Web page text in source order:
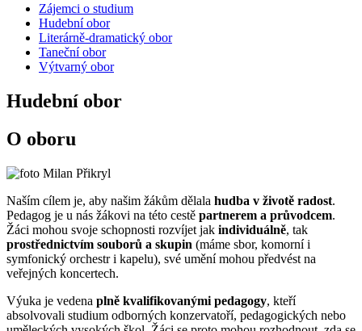
Zájemci o studium
Hudební obor
Literárně-dramatický obor
Taneční obor
Výtvarný obor
Hudební obor
O oboru
Naším cílem je, aby našim žákům dělala hudba v životě radost.
Pedagog je u nás žákovi na této cestě partnerem a průvodcem.
Žáci mohou svoje schopnosti rozvíjet jak individuálně, tak
prostřednictvím souborů a skupin (máme sbor, komorní i
symfonický orchestr i kapelu), své umění mohou předvést na
veřejných koncertech.
Výuka je vedena plně kvalifikovanými pedagogy, kteří
absolvovali studium odborných konzervatoří, pedagogických nebo